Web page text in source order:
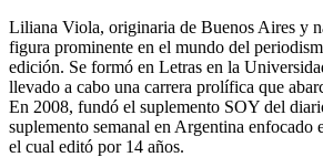
Liliana Viola, originaria de Buenos Aires y
figura prominente en el mundo del
edición. Se formó en Letras en la
llevado a cabo una carrera prolífica que
En 2008, fundó el suplemento SOY del
suplemento semanal en Argentina enfocado
el cual editó por 14 años.